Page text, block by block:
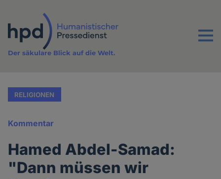
Inhalt
Menu
Der säkulare Blick auf die Welt.
RELIGIONEN
Kommentar
Hamed Abdel-Samad:
"Dann müssen wir